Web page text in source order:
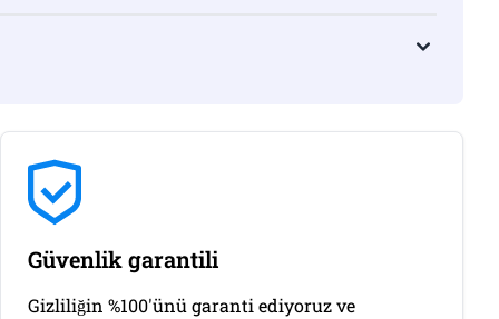
Güvenlik garantili
Gizliliğin %100'ünü garanti ediyoruz ve